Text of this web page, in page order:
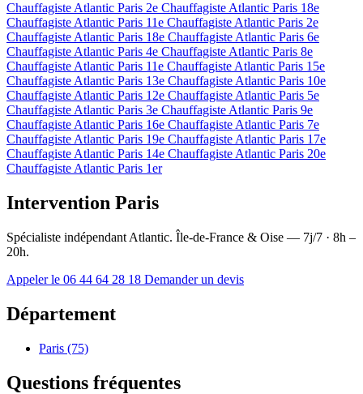
Chauffagiste Atlantic Paris 2e Chauffagiste Atlantic Paris 18e
Chauffagiste Atlantic Paris 11e Chauffagiste Atlantic Paris 2e
Chauffagiste Atlantic Paris 18e Chauffagiste Atlantic Paris 6e
Chauffagiste Atlantic Paris 4e Chauffagiste Atlantic Paris 8e
Chauffagiste Atlantic Paris 11e Chauffagiste Atlantic Paris 15e
Chauffagiste Atlantic Paris 13e Chauffagiste Atlantic Paris 10e
Chauffagiste Atlantic Paris 12e Chauffagiste Atlantic Paris 5e
Chauffagiste Atlantic Paris 3e Chauffagiste Atlantic Paris 9e
Chauffagiste Atlantic Paris 16e Chauffagiste Atlantic Paris 7e
Chauffagiste Atlantic Paris 19e Chauffagiste Atlantic Paris 17e
Chauffagiste Atlantic Paris 14e Chauffagiste Atlantic Paris 20e
Chauffagiste Atlantic Paris 1er
Intervention Paris
Spécialiste indépendant Atlantic. Île-de-France & Oise — 7j/7 · 8h –
20h.
Appeler le 06 44 64 28 18 Demander un devis
Département
Paris (75)
Questions fréquentes